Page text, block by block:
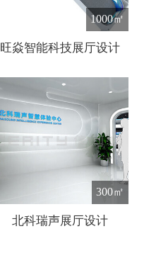
1000㎡
旺焱智能科技展厅设计
300㎡
北科瑞声展厅设计